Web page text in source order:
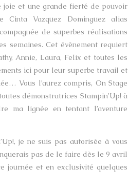
joie et une grande fierté de pouvoir
Vazquez Dominguez alias
de superbes réalisations
semaines. Cet évènement requiert
Annie, Laura, Felix et toutes les
ici pour leur superbe travail et
Vous l’aurez compris, On Stage
démonstratrices Stampin’Up! à
ma lignée en tentant l’aventure
je ne suis pas autorisée à vous
pas de le faire dès le 9 avril
journée et en exclusivité quelques